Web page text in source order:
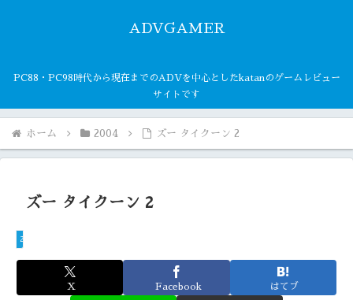
ADVGAMER
PC88・PC98時代から現在までのADVを中心としたkatanのゲームレビュー
サイトです
ホーム 2004 ズー タイクーン 2
ズー タイクーン 2
2004
X Facebook はてブ